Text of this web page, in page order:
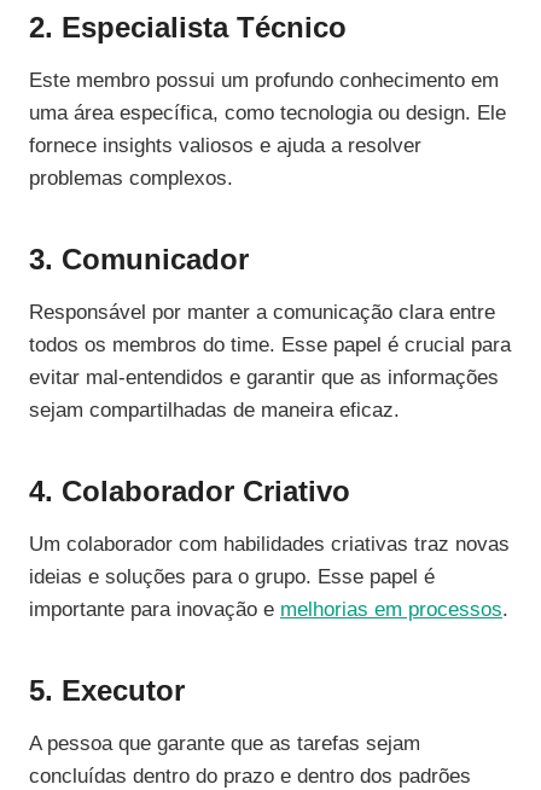
2. Especialista Técnico
Este membro possui um profundo conhecimento em
uma área específica, como tecnologia ou design. Ele
fornece insights valiosos e ajuda a resolver
problemas complexos.
3. Comunicador
Responsável por manter a comunicação clara entre
todos os membros do time. Esse papel é crucial para
evitar mal-entendidos e garantir que as informações
sejam compartilhadas de maneira eficaz.
4. Colaborador Criativo
Um colaborador com habilidades criativas traz novas
ideias e soluções para o grupo. Esse papel é
importante para inovação e melhorias em processos.
5. Executor
A pessoa que garante que as tarefas sejam
concluídas dentro do prazo e dentro dos padrões